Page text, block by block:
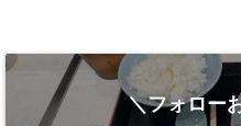
＼フォロー